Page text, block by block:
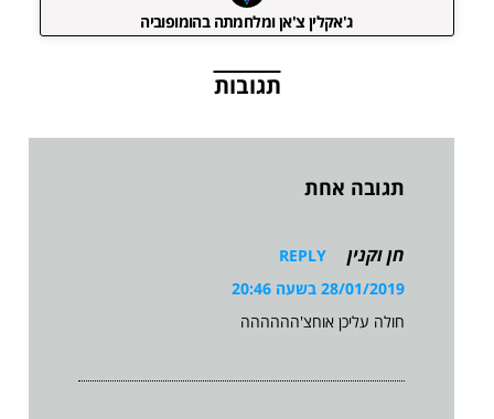
ג'אקלין צ'אן ומלחמתה בהומופוביה
תגובות
תגובה אחת
חן וקנין
REPLY
28/01/2019 בשעה 20:46
חולה עליכן אוחצ'הההההה